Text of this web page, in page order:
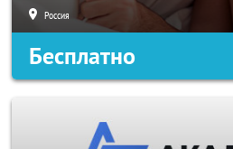
Россия
Бесплатно